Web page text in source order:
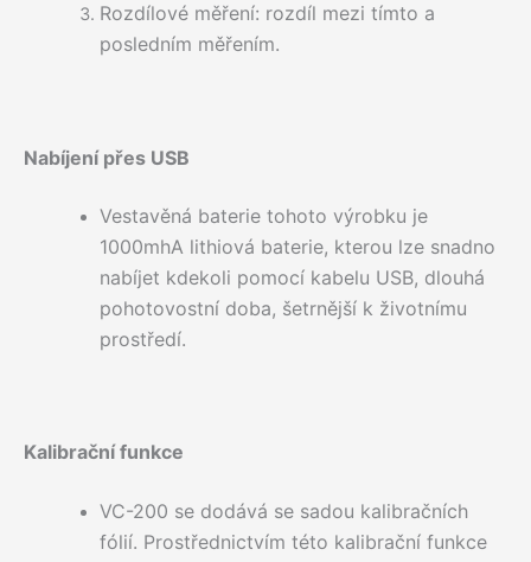
Rozdílové měření: rozdíl mezi tímto a
posledním měřením.
Nabíjení přes USB
Vestavěná baterie tohoto výrobku je
1000mhA lithiová baterie, kterou lze snadno
nabíjet kdekoli pomocí kabelu USB, dlouhá
pohotovostní doba, šetrnější k životnímu
prostředí.
Kalibrační funkce
VC-200 se dodává se sadou kalibračních
fólií. Prostřednictvím této kalibrační funkce